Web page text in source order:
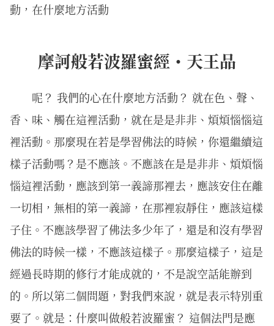
動，在什麼地方活動
摩訶般若波羅蜜經・天王品
呢？ 我們的心在什麼地方活動？ 就在色、聲、
香、味、觸在這裡活動，就在是是非非、煩煩惱惱這
裡活動。那麼現在若是學習佛法的時候，你還繼續這
樣子活動嗎？是不應該。不應該在是是非非、煩煩惱
惱這裡活動，應該到第一義諦那裡去，應該安住在離
一切相，無相的第一義諦，在那裡寂靜住，應該這樣
子住。不應該學習了佛法多少年了，還是和沒有學習
佛法的時候一樣，不應該這樣子。那麼這樣子，這是
經過長時期的修行才能成就的，不是說空話能辦到
的。所以第二個問題，對我們來說，就是表示特別重
要了。就是：什麼叫做般若波羅蜜？ 這個法門是應